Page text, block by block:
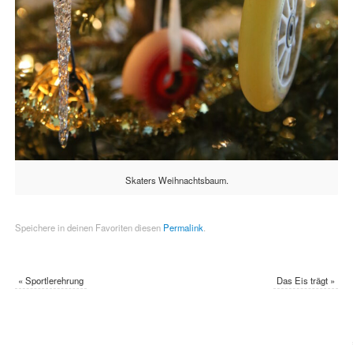
Skaters Weihnachtsbaum.
Speichere in deinen Favoriten diesen Permalink.
«Sportlerehrung Das Eis trägt »